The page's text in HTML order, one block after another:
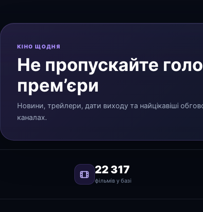
КІНО ЩОДНЯ
Не пропускайте
прем’єри
Новини, трейлери, дати виходу та найцікавіші
каналах.
22 317
фільмів у базі